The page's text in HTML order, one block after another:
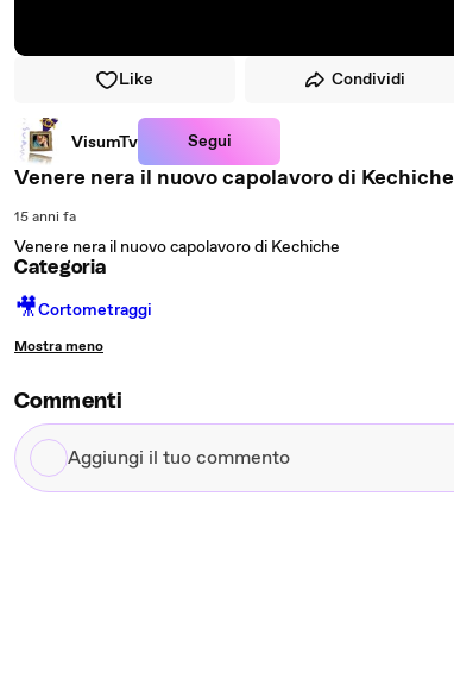
Like Condividi
VisumTv Segui
Venere nera il nuovo capolavoro di Kechiche
15 anni fa
Venere nera il nuovo capolavoro di Kechiche
Categoria
🎥Cortometraggi
Mostra meno
Commenti
Aggiungi
il